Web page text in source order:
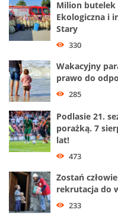
Milion butelek
Ekologiczna i
Stary
330
Wakacyjny
prawo do
285
Podlasie 21.
porażką. 7
lat!
473
Zostań
rekrutacja do
233